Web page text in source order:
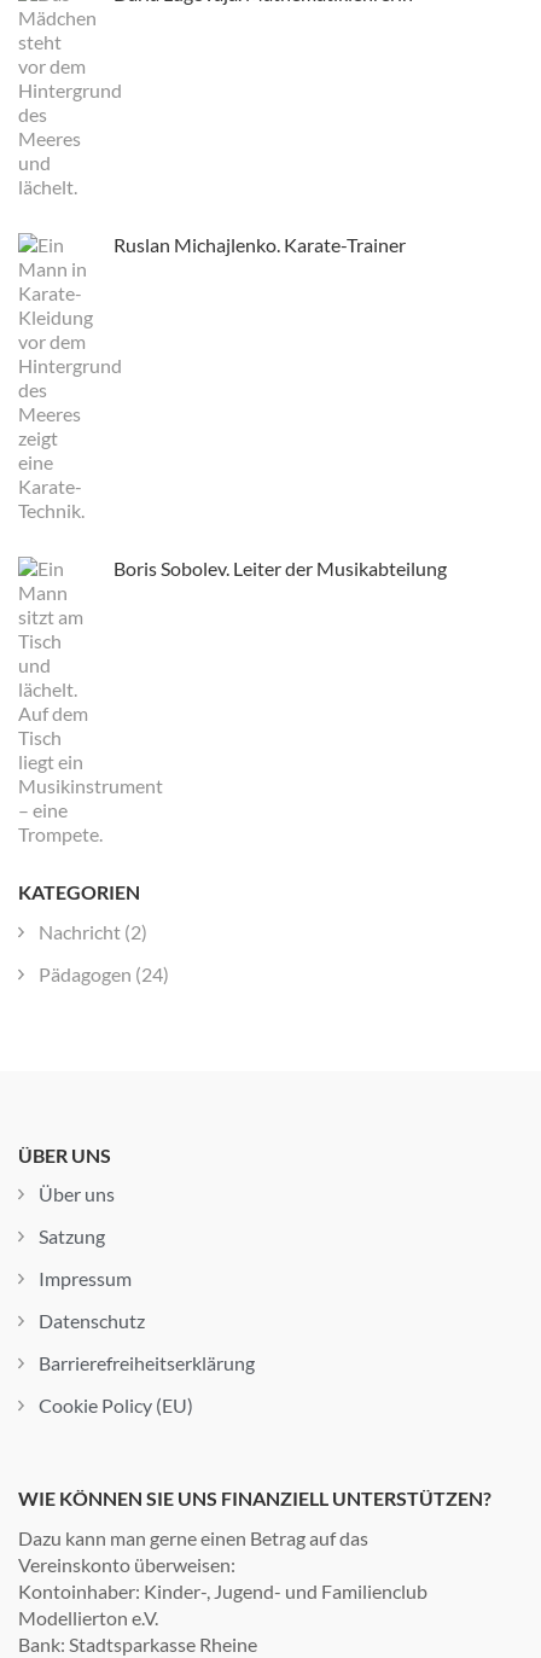
Ruslan Michajlenko. Karate-Trainer
Boris Sobolev. Leiter der Musikabteilung
KATEGORIEN
Nachricht (2)
Pädagogen (24)
ÜBER UNS
Über uns
Satzung
Impressum
Datenschutz
Barrierefreiheitserklärung
Cookie Policy (EU)
WIE KÖNNEN SIE UNS FINANZIELL UNTERSTÜTZEN?
Dazu kann man gerne einen Betrag auf das
Vereinskonto überweisen:
Kontoinhaber: Kinder-, Jugend- und Familienclub
Modellierton e.V.
Bank: Stadtsparkasse Rheine